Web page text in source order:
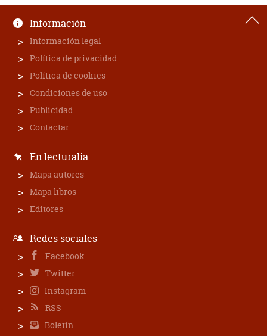
Información
Información legal
Política de privacidad
Política de cookies
Condiciones de uso
Publicidad
Contactar
En lecturalia
Mapa autores
Mapa libros
Editores
Redes sociales
Facebook
Twitter
Instagram
RSS
Boletín